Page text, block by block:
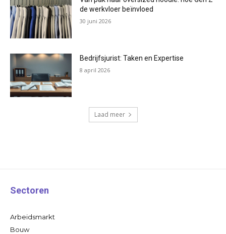
de werkvloer beïnvloed
30 juni 2026
Bedrijfsjurist: Taken en Expertise
8 april 2026
Laad meer
Sectoren
Arbeidsmarkt
Bouw